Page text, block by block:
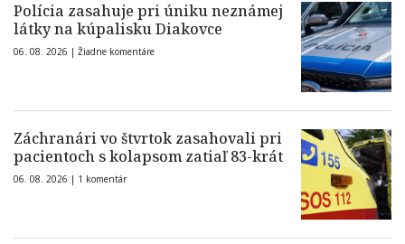
Polícia zasahuje pri úniku neznámej
látky na kúpalisku Diakovce
06. 08. 2026 | Žiadne komentáre
Záchranári vo štvrtok zasahovali pri
pacientoch s kolapsom zatiaľ 83-krát
06. 08. 2026 | 1 komentár